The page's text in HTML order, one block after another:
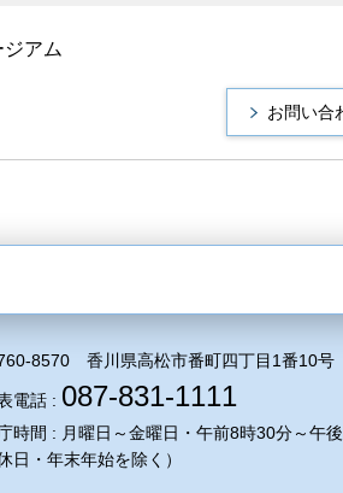
アム
8570 香川県高松市番町四丁目1番10号
電話 : 087-831-1111
時間 : 月曜日～金曜日・午前8時30分～午
休日・年末年始を除く）